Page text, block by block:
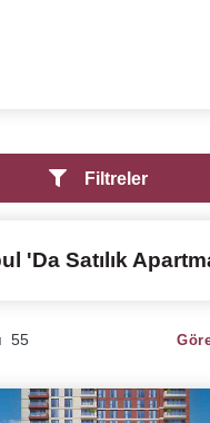
Filtreler
'da Satılık
55